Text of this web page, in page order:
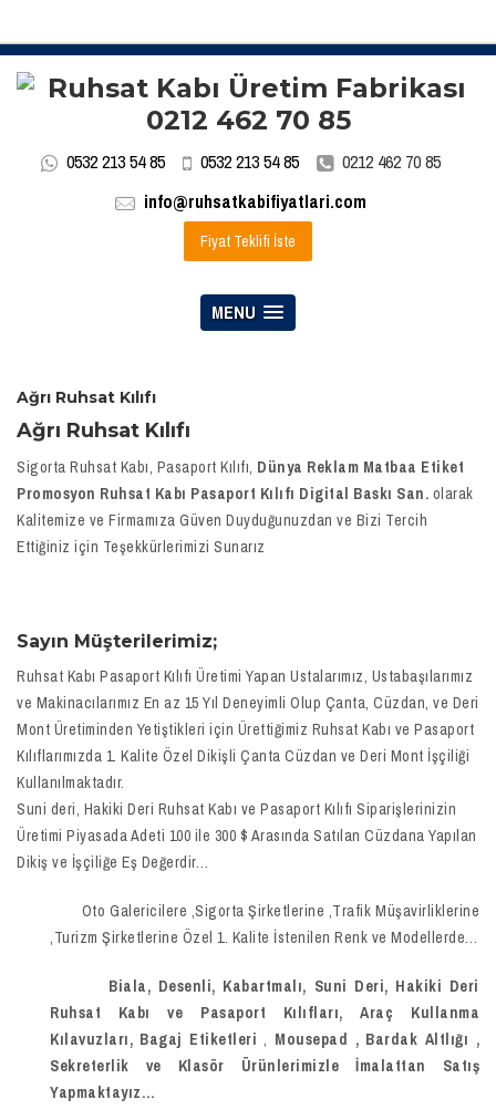
0532 213 54 85 0532 213 54 85
0212 462 70 85
info@ruhsatkabifiyatlari.com
Fiyat Teklifi İste
MENU
Ağrı Ruhsat Kılıfı
Ağrı Ruhsat Kılıfı
Sigorta Ruhsat Kabı, Pasaport Kılıfı, Dünya Reklam Matbaa Etiket
Promosyon Ruhsat Kabı Pasaport Kılıfı Digital Baskı San. olarak
Kalitemize ve Firmamıza Güven Duyduğunuzdan ve Bizi Tercih
Ettiğiniz için Teşekkürlerimizi Sunarız
Sayın Müşterilerimiz;
Ruhsat Kabı Pasaport Kılıfı Üretimi Yapan Ustalarımız, Ustabaşılarımız
ve Makinacılarımız En az 15 Yıl Deneyimli Olup Çanta, Cüzdan, ve Deri
Mont Üretiminden Yetiştikleri için Ürettiğimiz Ruhsat Kabı ve Pasaport
Kılıflarımızda 1. Kalite Özel Dikişli Çanta Cüzdan ve Deri Mont İşçiliği
Kullanılmaktadır.
Suni deri, Hakiki Deri Ruhsat Kabı ve Pasaport Kılıfı Siparişlerinizin
Üretimi Piyasada Adeti 100 ile 300 $ Arasında Satılan Cüzdana Yapılan
Dikiş ve İşçiliğe Eş Değerdir…
Oto Galericilere ,Sigorta Şirketlerine ,Trafik Müşavirliklerine
,Turizm Şirketlerine Özel 1. Kalite İstenilen Renk ve Modellerde…
Biala, Desenli, Kabartmalı, Suni Deri, Hakiki Deri
Ruhsat Kabı ve Pasaport Kılıfları, Araç Kullanma
Kılavuzları, Bagaj Etiketleri, Mousepad , Bardak Altlığı ,
Sekreterlik ve Klasör Ürünlerimizle İmalattan Satış
Yapmaktayız…